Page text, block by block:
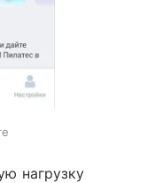
нагрузку